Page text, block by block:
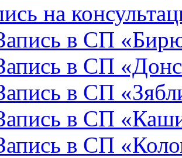
на
в СП
в СП
в СП
в СП
в СП